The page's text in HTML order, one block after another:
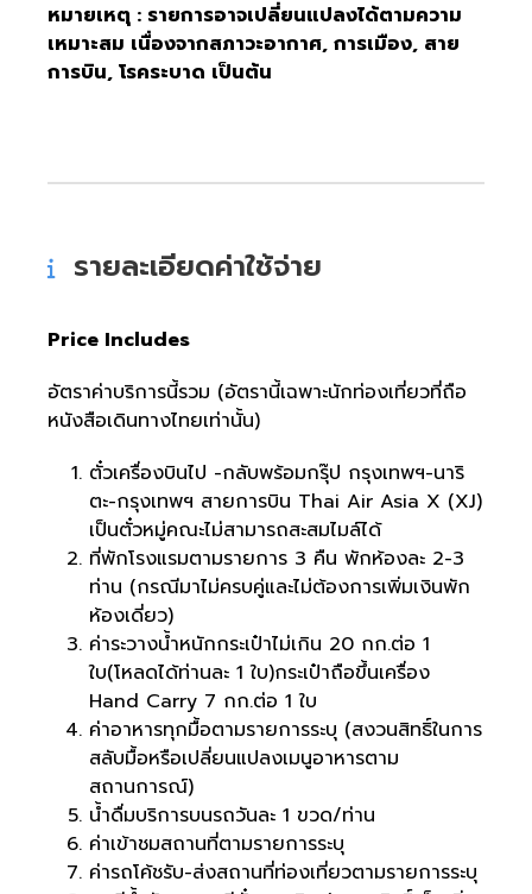
หมายเหตุ : รายการอาจเปลี่ยนแปลงได้ตามความ
เหมาะสม เนื่องจากสภาวะอากาศ, การเมือง, สาย
การบิน, โรคระบาด เป็นต้น
รายละเอียดค่าใช้จ่าย
Price Includes
อัตราค่าบริการนี้รวม (อัตรานี้เฉพาะนักท่องเที่ยวที่ถือ
หนังสือเดินทางไทยเท่านั้น)
ตั๋วเครื่องบินไป -กลับพร้อมกรุ๊ป กรุงเทพฯ-นาริ
ตะ-กรุงเทพฯ สายการบิน Thai Air Asia X (XJ)
เป็นตั๋วหมู่คณะไม่สามารถสะสมไมล์ได้
ที่พักโรงแรมตามรายการ 3 คืน พักห้องละ 2-3
ท่าน (กรณีมาไม่ครบคู่และไม่ต้องการเพิ่มเงินพัก
ห้องเดี่ยว)
ค่าระวางน้ำหนักกระเป๋าไม่เกิน 20 กก.ต่อ 1
ใบ(โหลดได้ท่านละ 1 ใบ)กระเป๋าถือขึ้นเครื่อง
Hand Carry 7 กก.ต่อ 1 ใบ
ค่าอาหารทุกมื้อตามรายการระบุ (สงวนสิทธิ์ในการ
สลับมื้อหรือเปลี่ยนแปลงเมนูอาหารตาม
สถานการณ์)
น้ำดื่มบริการบนรถวันละ 1 ขวด/ท่าน
ค่าเข้าชมสถานที่ตามรายการระบุ
ค่ารถโค้ชรับ-ส่งสถานที่ท่องเที่ยวตามรายการระบุ